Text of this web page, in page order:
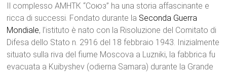
Il complesso АМНТК “Союз” ha una storia affascinante e
ricca di successi. Fondato durante la Seconda Guerra
Mondiale, l’istituto è nato con la Risoluzione del Comitato di
Difesa dello Stato n. 2916 del 18 febbraio 1943. Inizialmente
situato sulla riva del fiume Moscova a Luzniki, la fabbrica fu
evacuata a Kuibyshev (odierna Samara) durante la Grande